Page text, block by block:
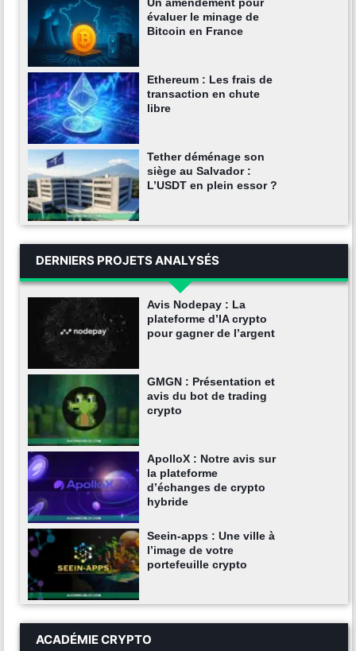
Un amendement pour
évaluer le minage de
Bitcoin en France
Ethereum : Les frais de
transaction en chute
libre
Tether déménage son
siège au Salvador :
L’USDT en plein essor ?
DERNIERS PROJETS ANALYSÉS
Avis Nodepay : La
plateforme d’IA crypto
pour gagner de l’argent
GMGN : Présentation et
avis du bot de trading
crypto
ApolloX : Notre avis sur
la plateforme
d’échanges de crypto
hybride
Seein-apps : Une ville à
l’image de votre
portefeuille crypto
ACADÉMIE CRYPTO